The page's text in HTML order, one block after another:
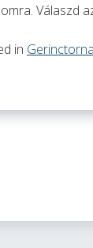
Válaszd
in